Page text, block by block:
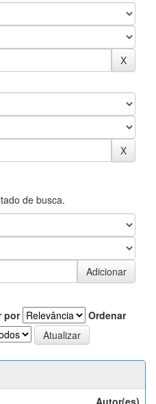
de busca.
por
Ordenar
Autor(es)